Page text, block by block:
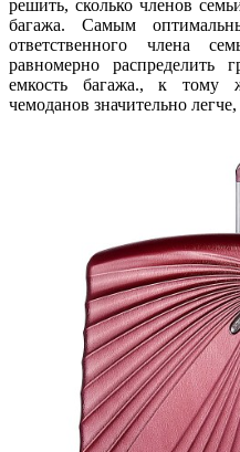
решить, сколько членов
багажа. Самым
ответственного члена
равномерно распределить
емкость багажа., к тому
чемоданов значительно